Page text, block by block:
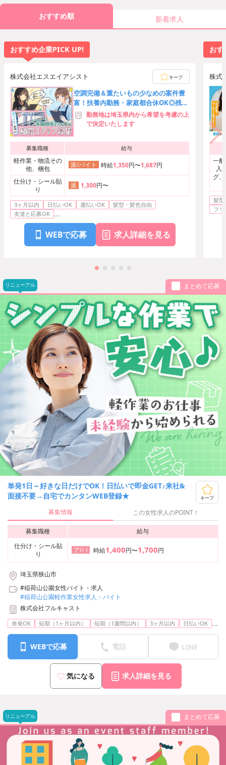
おすすめ順 新着求人
おすすめ企業PICK UP!
株式会社エスエイアシスト キープ
空調完備＆重たいもの少なめの案件豊
富！扶養内勤務・家庭都合休OK◎残業
ほぼなし♪髪型・髪色自由
勤務地は埼玉県内から希望を考慮の上
で決定いたします
募集職種 給与
軽作業・物流その
他、梱包
派/バイト 時給1,350円〜1,687円
仕分け・シール貼
り
派 1,300円〜
3ヶ月以内 日払いOK 週払いOK
髪型・髪色自由
友達と応募OK ...
WEBで応募 求人詳細を見る
おす
株式
一
入
グ
髪型
フ
リニューアル まとめて応募
単発1日～好きな日だけでOK！日払いで即金GET♪来社&
面接不要→自宅でカンタンWEB登録★
キープ
募集情報 この女性求人のPOINT！
募集職種
給与
仕分け・シール貼
り
ア/パ 時給1,400円〜1,700円
埼玉県狭山市
#稲荷山公園女性バイト・求人
#稲荷山公園軽作業女性求人・バイト
株式会社フルキャスト
単発OK 短期（1ヶ月以内） 短期（1週間以内） 3ヶ月以内 日払いOK ...
WEBで応募 電話 LINE
気になる 求人詳細を見る
リニューアル まとめて応募